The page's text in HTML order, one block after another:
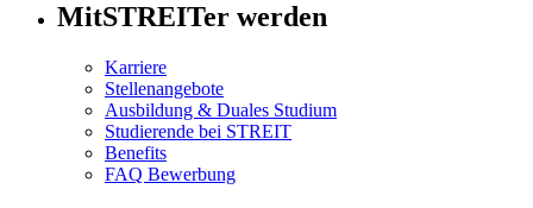
MitSTREITer werden
Karriere
Stellenangebote
Ausbildung & Duales Studium
Studierende bei STREIT
Benefits
FAQ Bewerbung